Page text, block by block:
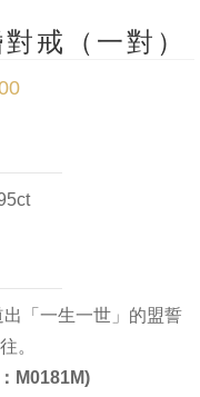
戒（一對）
「一生一世」的盟誓
。
M0181M)